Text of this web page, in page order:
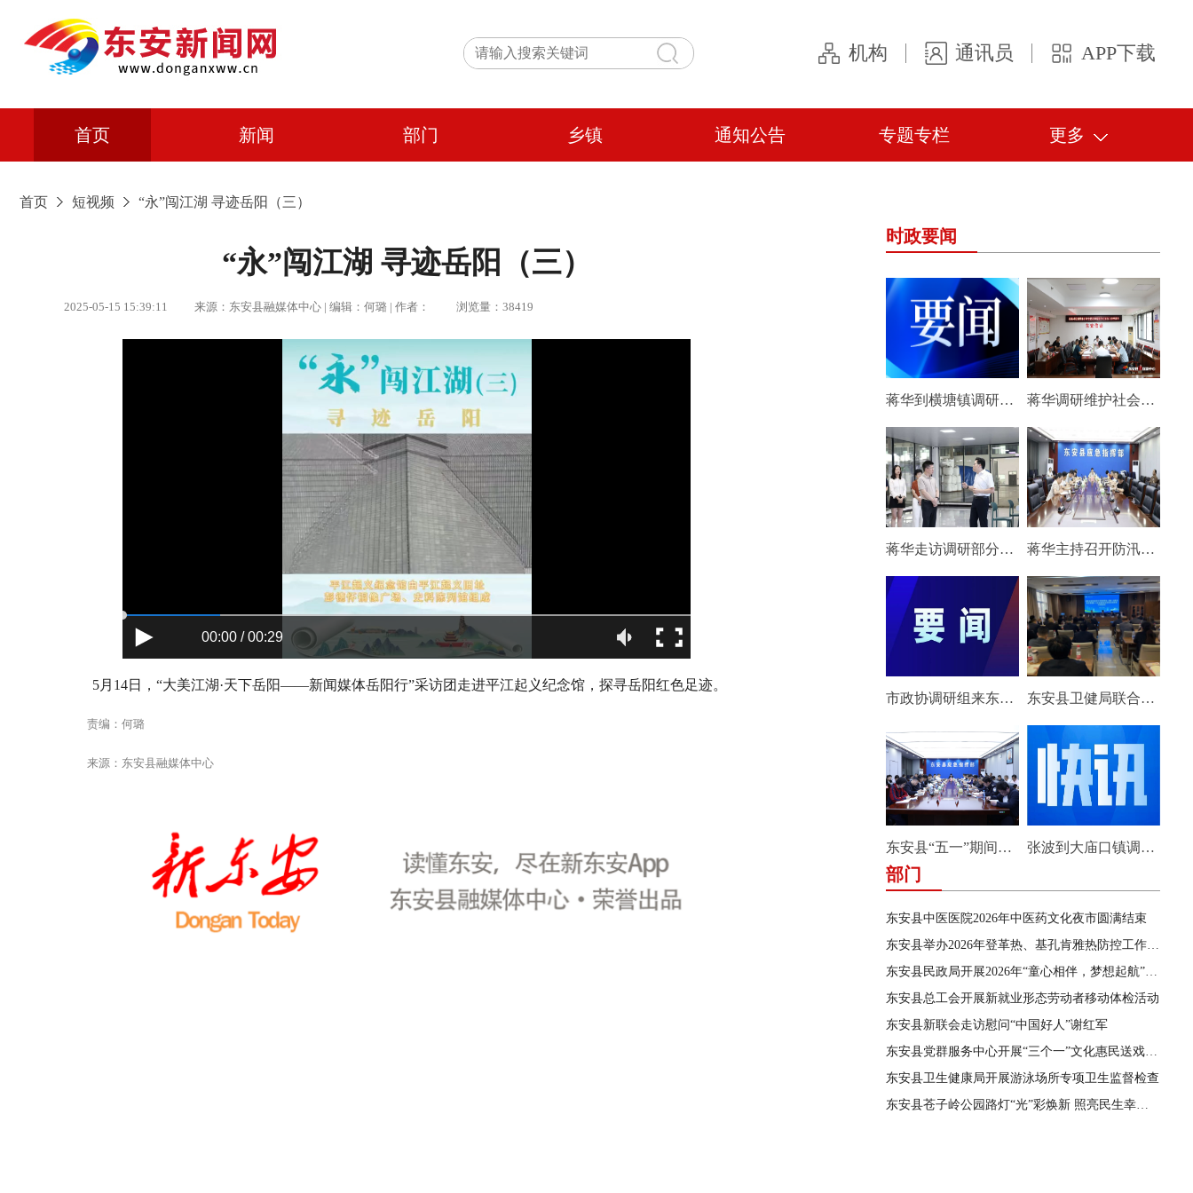
机构 通讯员 APP下载
首页 新闻 部门 乡镇 通知公告 专题专栏 更多
首页 短视频 “永”闯江湖 寻迹岳阳（三）
“永”闯江湖 寻迹岳阳（三）
2025-05-15 15:39:11 来源：东安县融媒体中心 | 编辑：何璐 | 作者： 浏览量：38419
00:00 / 00:29
5月14日，“大美江湖·天下岳阳——新闻媒体岳阳行”采访团走进平江起义纪念馆，探寻岳阳红色足迹。
责编：何璐
来源：东安县融媒体中心
时政要闻
蒋华到横塘镇调研民生实事推进情况 蒋华调研维护社会稳定和综治中心运行工作
蒋华走访调研部分重点企业 蒋华主持召开防汛会商视频会
市政协调研组来东安开展专题调研 东安县卫健局联合湖南省直中医医院举办紧密型医联体中层管理干部能力提升培训班
东安县“五一”期间安全防范工作部署会暨县应安委会第三次全体成员会议召开 张波到大庙口镇调研安全生产和防汛工作
部门
东安县中医医院2026年中医药文化夜市圆满结束
东安县举办2026年登革热、基孔肯雅热防控工作会议暨蚊媒传染病防控业务培训应急演练
东安县民政局开展2026年“童心相伴，梦想起航”留守困境儿童暑期成长营主题服务活动
东安县总工会开展新就业形态劳动者移动体检活动
东安县新联会走访慰问“中国好人”谢红军
东安县党群服务中心开展“三个一”文化惠民送戏下乡演出活动
东安县卫生健康局开展游泳场所专项卫生监督检查
东安县苍子岭公园路灯“光”彩焕新 照亮民生幸福路